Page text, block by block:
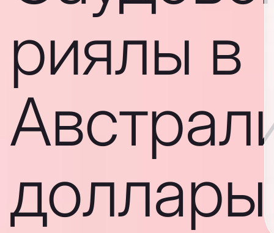
риялы в
доллары